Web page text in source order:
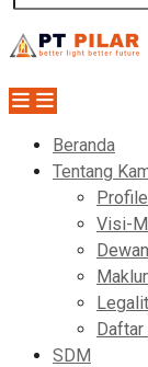
Beranda
Tentang
Visi-
Dewan
Daftar
SDM